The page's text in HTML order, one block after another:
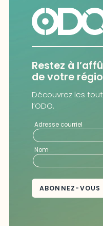
Restez à
de votre
Découvrez les
l’ODO.
Adresse courriel
Nom